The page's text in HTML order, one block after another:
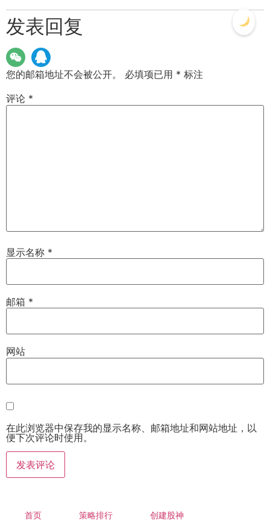
发表回复
您的邮箱地址不会被公开。 必填项已用 * 标注
评论 *
显示名称 *
邮箱 *
网站
在此浏览器中保存我的显示名称、邮箱地址和网站地址，以
便下次评论时使用。
首页 策略排行 创建股神